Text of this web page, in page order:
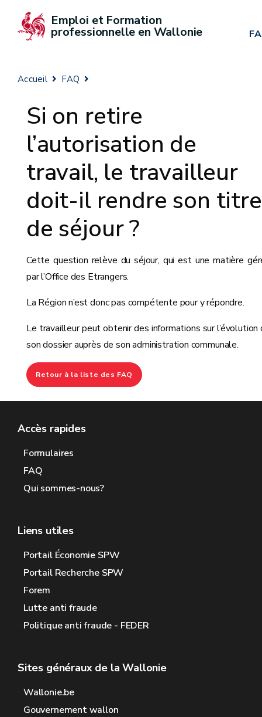
Emploi et Formation
professionnelle en Wallonie
Accueil FAQ
Si on retire
l’autorisation de
travail, le travailleur
doit-il rendre son titre
de séjour ?
Cette question relève du séjour, qui est une matière
par l’Office des Etrangers.
La Région n’est donc pas compétente pour y répondre.
Le travailleur peut obtenir des informations sur l’évolution
son dossier auprès de son administration communale.
Retour à la liste des FAQ
Accès rapides
Formulaires
FAQ
Qui sommes-nous?
Liens utiles
Portail Économie SPW
Portail Recherche SPW
Forem
Lutte anti fraude
Politique anti fraude - FEDER
Sites généraux de la Wallonie
Wallonie.be
Gouvernement wallon